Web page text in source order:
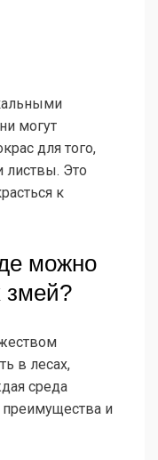
могут
для того,
листвы. Это
к
можно
змей?
в лесах,
среда
преимущества и